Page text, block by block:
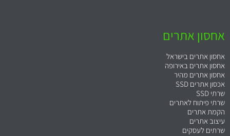
אחסון אתרים
אחסון אתרים בישראל
אחסון אתרים באירופה
אחסון אתרים מהיר
אכסון אתרים SSD
שרתי SSD
שרתי פיתוח לאתרים
הקמת אתרים
עיצוב אתרים
שרתים לעסקים